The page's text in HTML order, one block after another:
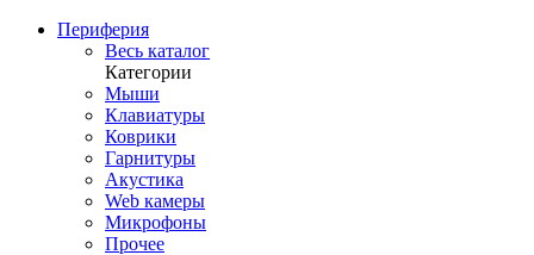
Периферия
Весь каталог
Категории
Мыши
Клавиатуры
Коврики
Гарнитуры
Акустика
Web камеры
Микрофоны
Прочее